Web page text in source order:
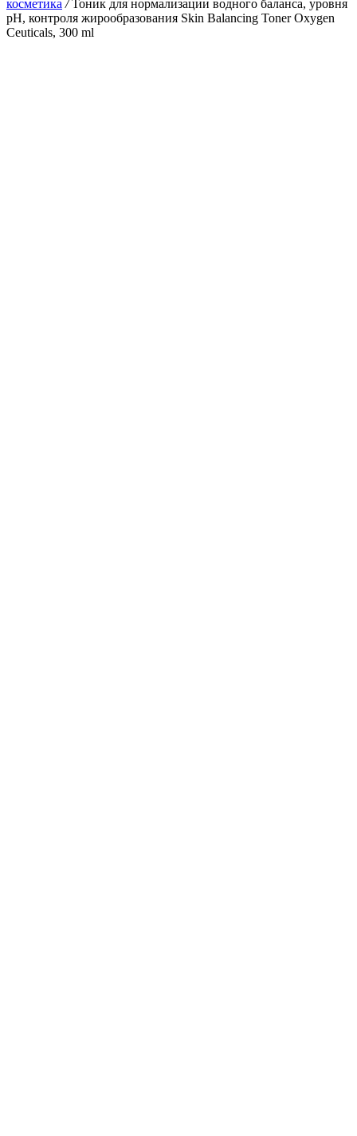
косметика /Тоник для нормализации водного баланса, уровня
pH, контроля жирообразования Skin Balancing Toner Oxygen
Ceuticals, 300 ml